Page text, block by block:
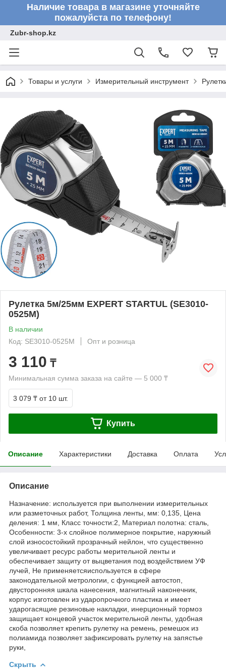
Наличие товара в магазине уточняйте
пожалуйста по телефону!
Zubr-shop.kz
Товары и услуги Измерительный инструмент
Рулетка 5м/25мм EXPERT STARTUL (SE3010-
0525M)
В наличии
Код: SE3010-0525M
Опт и розница
3 110 ₸
Минимальная сумма заказа на сайте — 5 000 ₸
3 079 ₸ от 10 шт.
Купить
Описание Характеристики Доставка Оплата
Описание
Назначение: используется при выполнении измерительных
или разметочных работ, Толщина ленты, мм: 0,135, Цена
деления: 1 мм, Класс точности:2, Материал полотна: сталь,
Особенности: 3-х слойное полимерное покрытие, наружный
слой износостойкий прозрачный нейлон, что существенно
увеличивает ресурс работы мерительной ленты и
обеспечивает защиту от выцветания под воздействием УФ
лучей, Не применяетсяиспользуется в сфере
законодательной метрологии, с функцией автостоп,
двусторонняя шкала нанесения, магнитный наконечник,
корпус изготовлен из ударопрочного пластика и имеет
ударогасящие резиновые накладки, инерционный тормоз
защищает концевой участок мерительной ленты, удобная
скоба позволяет крепить рулетку на ремень, ремешок из
полиамида позволяет зафиксировать рулетку на запястье
руки,
Скрыть